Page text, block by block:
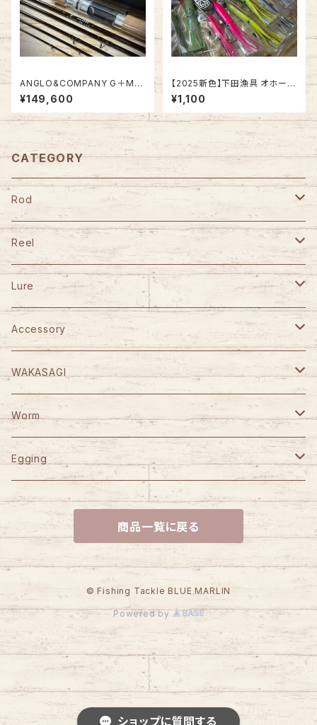
ショップに質問する
ANGLO&COMPANY G＋MO
D. GMB4116M【ベイトモデル】
¥149,600
【2025新色】下田漁具 オホーツ
クのイカベー 4号【針付き】サケ
釣りオススメ
¥1,100
CATEGORY
Rod
TULALA
Fishman
Abu Garcia
D-3 Custom Lure's
Jet Slow
VARIVAS
ORCA
JACKALL
M-AIRE
G-CRAFT
SEVEN-SENSE TR
SEVEN-SENSE SR
INX.label
TIEMCO
Reel
DAIWA
SHIMANO
Abu Garcia
SLP WORKS
STUDIO OCEAN MARK
NO LIMITS BLUE HEAVEN
BLUE HEAVEN
SEAFLOORCONTROL
SEIQZ
Marfix
REPLY
GOD HANDS
DAYSPROUT
INX.label
Lure
GANCRAFT
D-3 Custom Lure's
WooDream
Arbor
D-Bonito
Akiya
D-BPOPPER
ITO CRAFT
Bowie
CALIBER
EMISHI CUSTOM SPOON
EMISHI
Balsa EMISHI
岡Craft
LT-30/35
LT-12/21
LT-40
Sea Goblin
正宗20g
正宗27g
Salmon Goblin
Jackson
Athlete14SS
Athlete＋105VG
Water Land
Jerk Sonic110F
Jerk Sonic90S
SANGREAL
Birdy vib
Rapala
Accessory
STUDIO OCEAN MARK
HOOK REMOVER 130S
HOOK REMOVER 165S
HN AE85EX-CORK
HN AE100EX-CORK
HN AC25 WOOD
HN AC30 WOOD
HN AC33 WOOD
HN AG37 WOOD
CAPS
KAID
SUBROC
Huerco
LITTLE PRESENTS
WISE CUSTOM
Blue Blue
Jackson
WAKASAGI
がまかつ
YGK
DAIWA
D-3 Custom Lure's
マルキュー
VARIVAS
桧原MAX PE
桧原MAX穂先延長アダプター
SHIMANO
OWNER
Worm
Berkley
Power Bait Max Scent
Saltwater Pulse Worm
Gulp! Sand Sardine 1.8inch
reins
根魚フラット
Egging
YAMASHITA
ECOGEAR
ダートマックスTRZ
エギリーダートマックス
商品一覧に戻る
© Fishing Tackle BLUE MARLIN
Powered by